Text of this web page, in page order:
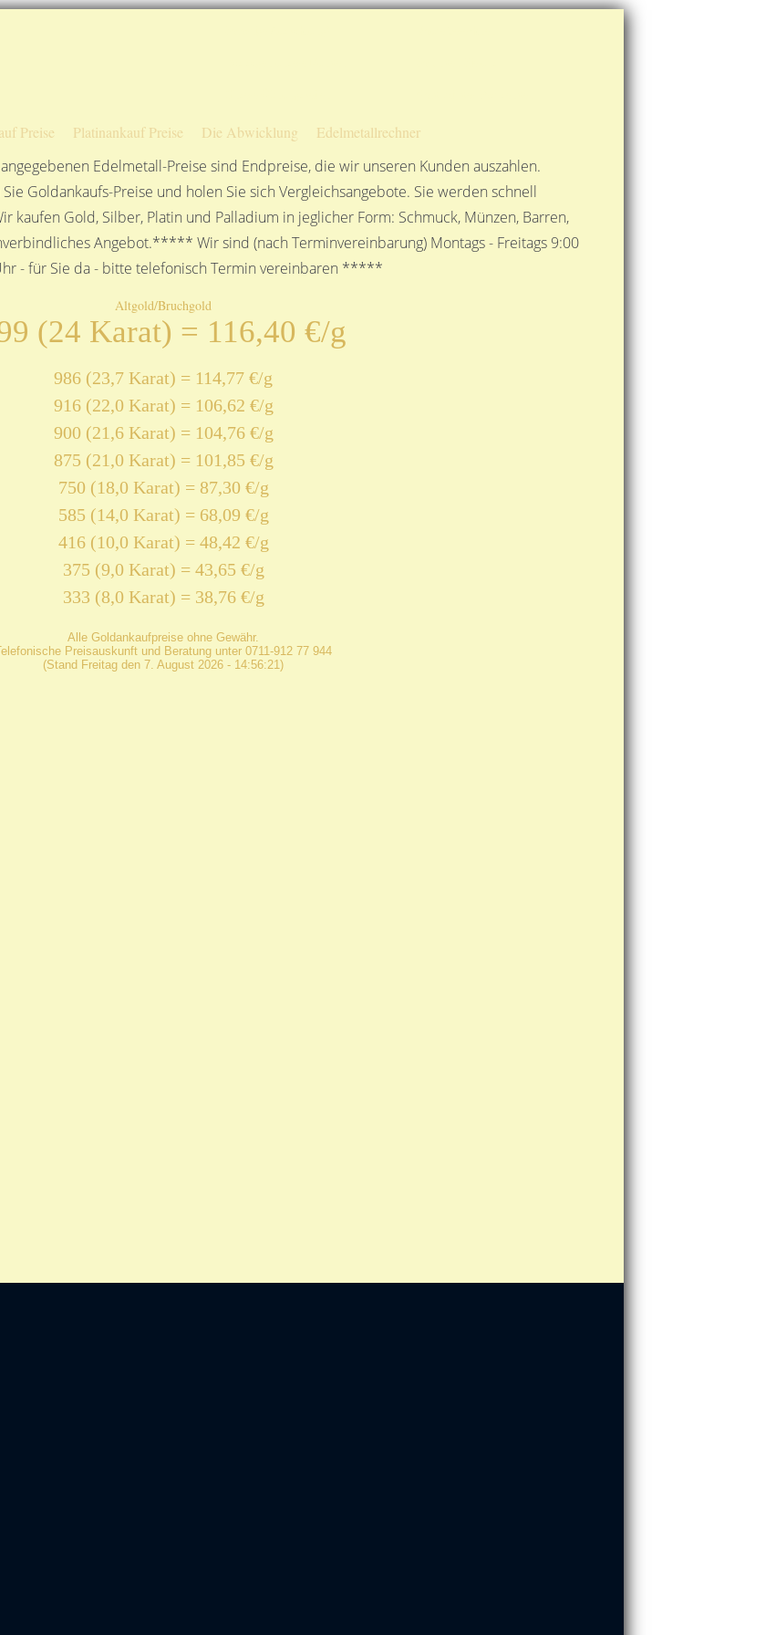
Preise Platinankauf Preise Die Abwicklung Edelmetallrechner
Edelmetall-Preise sind Endpreise, die wir unseren Kunden auszahlen.
Goldankaufs-Preise und holen Sie sich Vergleichsangebote. Sie werden schnell
Gold, Silber, Platin und Palladium in jeglicher Form: Schmuck, Münzen, Barren,
Angebot.***** Wir sind (nach Terminvereinbarung) Montags - Freitags 9:00
- für Sie da - bitte telefonisch Termin vereinbaren *****
Altgold/Bruchgold
(24 Karat) = 116,40 €/g
986 (23,7 Karat) = 114,77 €/g
916 (22,0 Karat) = 106,62 €/g
900 (21,6 Karat) = 104,76 €/g
875 (21,0 Karat) = 101,85 €/g
750 (18,0 Karat) = 87,30 €/g
585 (14,0 Karat) = 68,09 €/g
416 (10,0 Karat) = 48,42 €/g
375 (9,0 Karat) = 43,65 €/g
333 (8,0 Karat) = 38,76 €/g
Alle Goldankaufpreise ohne Gewähr.
Preisauskunft und Beratung unter 0711-912 77 944
(Stand Freitag den 7. August 2026 - 14:56:21)